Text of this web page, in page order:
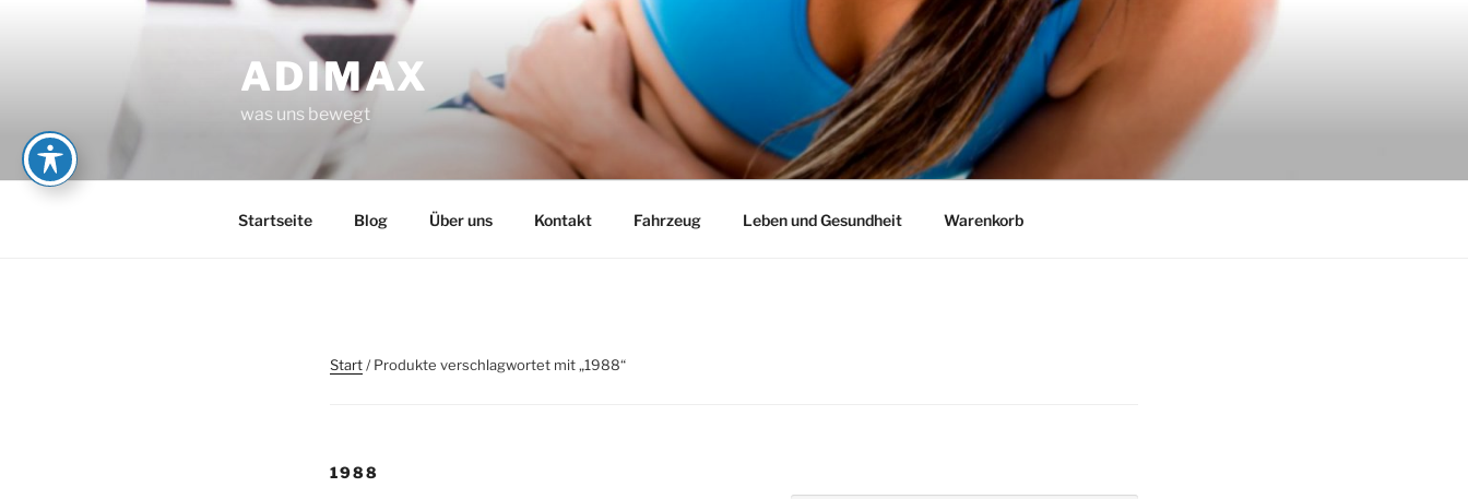
ADIMAX
was uns bewegt
Startseite Blog Über uns Kontakt Fahrzeug Leben und Gesundheit Warenkorb
Start/ Produkte verschlagwortet mit „1988“
1988